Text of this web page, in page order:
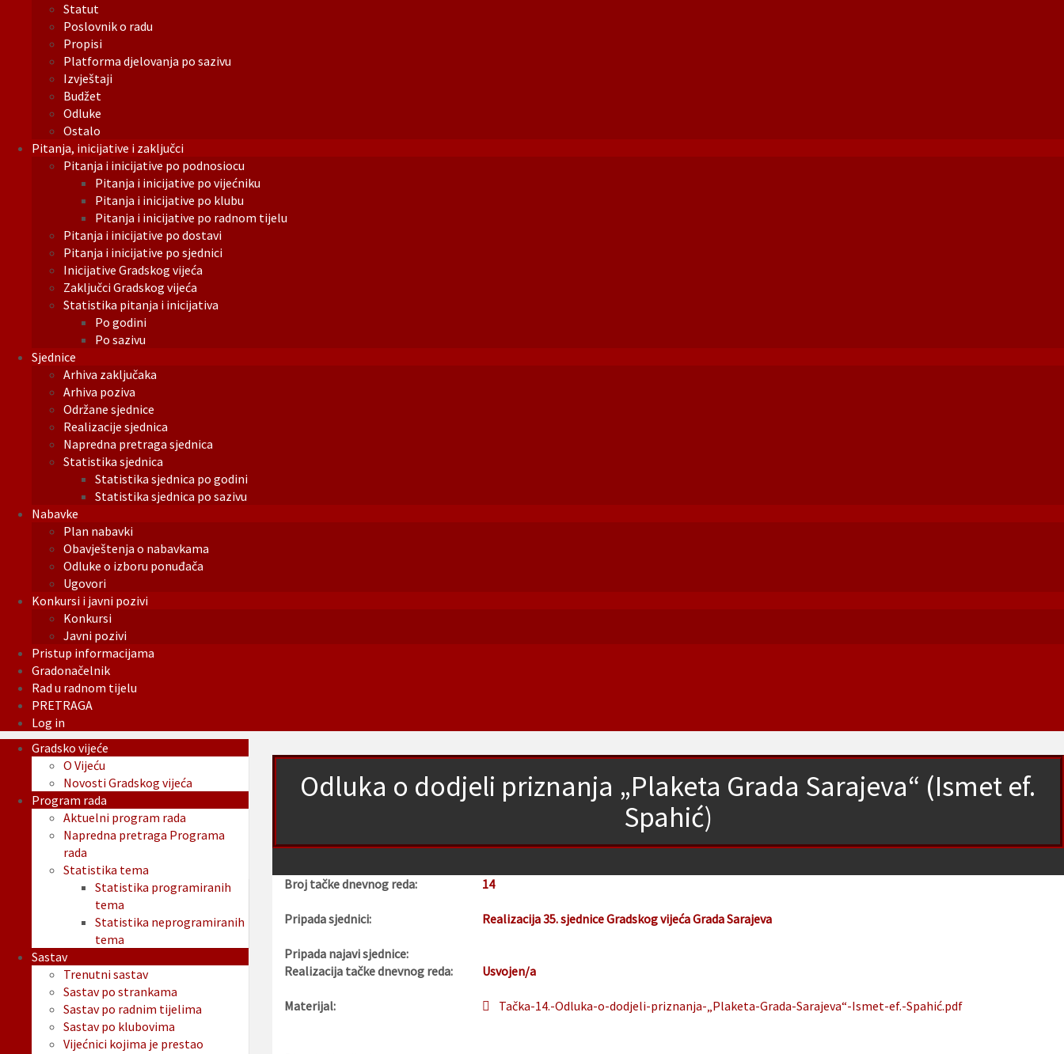
Statut
Poslovnik o radu
Propisi
Platforma djelovanja po sazivu
Izvještaji
Budžet
Odluke
Ostalo
Pitanja, inicijative i zaključci
Pitanja i inicijative po podnosiocu
Pitanja i inicijative po vijećniku
Pitanja i inicijative po klubu
Pitanja i inicijative po radnom tijelu
Pitanja i inicijative po dostavi
Pitanja i inicijative po sjednici
Inicijative Gradskog vijeća
Zaključci Gradskog vijeća
Statistika pitanja i inicijativa
Po godini
Po sazivu
Sjednice
Arhiva zaključaka
Arhiva poziva
Održane sjednice
Realizacije sjednica
Napredna pretraga sjednica
Statistika sjednica
Statistika sjednica po godini
Statistika sjednica po sazivu
Nabavke
Plan nabavki
Obavještenja o nabavkama
Odluke o izboru ponuđača
Ugovori
Konkursi i javni pozivi
Konkursi
Javni pozivi
Pristup informacijama
Gradonačelnik
Rad u radnom tijelu
PRETRAGA
Log in
Odluka o dodjeli priznanja „Plaketa Grada Sarajeva“ (Ismet ef.
Spahić)
Broj tačke dnevnog reda: 14
Pripada sjednici: Realizacija 35. sjednice Gradskog vijeća Grada Sarajeva
Pripada najavi sjednice:
Realizacija tačke dnevnog reda:
Usvojen/a
Materijal: Tačka-14.-Odluka-o-dodjeli-priznanja-„Plaketa-Grada-Sarajeva“-Ismet-ef.-Spahić.pdf
Gradsko vijeće
O Vijeću
Novosti Gradskog vijeća
Program rada
Aktuelni program rada
Napredna pretraga Programa
rada
Statistika tema
Statistika programiranih
tema
Statistika neprogramiranih
tema
Sastav
Trenutni sastav
Sastav po strankama
Sastav po radnim tijelima
Sastav po klubovima
Vijećnici kojima je prestao